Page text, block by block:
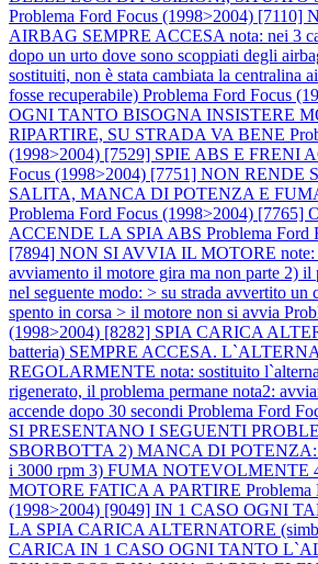
Problema Ford Focus (1998>2004) [7110]
AIRBAG SEMPRE ACCESA nota: nei 3
dopo un urto dove sono scoppiati degli
sostituiti, non è stata cambiata la centralina
fosse recuperabile) Problema Ford Focus
OGNI TANTO BISOGNA INSISTERE
RIPARTIRE, SU STRADA VA BENE
(1998>2004) [7529] SPIE ABS E FRENI
Focus (1998>2004) [7751] NON RENDE
SALITA, MANCA DI POTENZA E
Problema Ford Focus (1998>2004) [7765]
ACCENDE LA SPIA ABS Problema Ford
[7894] NON SI AVVIA IL MOTORE note:
avviamento il motore gira ma non parte 2) il
nel seguente modo: > su strada avvertito un
spento in corsa > il motore non si avvia
(1998>2004) [8282] SPIA CARICA
batteria) SEMPRE ACCESA.
REGOLARMENTE nota: sostituito
rigenerato, il problema permane nota2:
accende dopo 30 secondi Problema Ford
SI PRESENTANO I SEGUENTI
SBORBOTTA 2) MANCA DI POTENZA:
i 3000 rpm 3) FUMA NOTEVOLMENTE
MOTORE FATICA A PARTIRE Problema
(1998>2004) [9049] IN 1 CASO OGNI
LA SPIA CARICA ALTERNATORE
CARICA IN 1 CASO OGNI TANTO